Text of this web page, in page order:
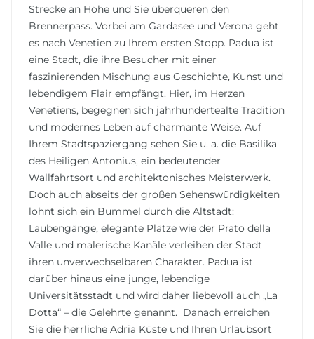
Strecke an Höhe und Sie überqueren den
Brennerpass. Vorbei am Gardasee und Verona geht
es nach Venetien zu Ihrem ersten Stopp. Padua ist
eine Stadt, die ihre Besucher mit einer
faszinierenden Mischung aus Geschichte, Kunst und
lebendigem Flair empfängt. Hier, im Herzen
Venetiens, begegnen sich jahrhundertealte Tradition
und modernes Leben auf charmante Weise. Auf
Ihrem Stadtspaziergang sehen Sie u. a. die Basilika
des Heiligen Antonius, ein bedeutender
Wallfahrtsort und architektonisches Meisterwerk.
Doch auch abseits der großen Sehenswürdigkeiten
lohnt sich ein Bummel durch die Altstadt:
Laubengänge, elegante Plätze wie der Prato della
Valle und malerische Kanäle verleihen der Stadt
ihren unverwechselbaren Charakter. Padua ist
darüber hinaus eine junge, lebendige
Universitätsstadt und wird daher liebevoll auch „La
Dotta“ – die Gelehrte genannt. Danach erreichen
Sie die herrliche Adria Küste und Ihren Urlaubsort